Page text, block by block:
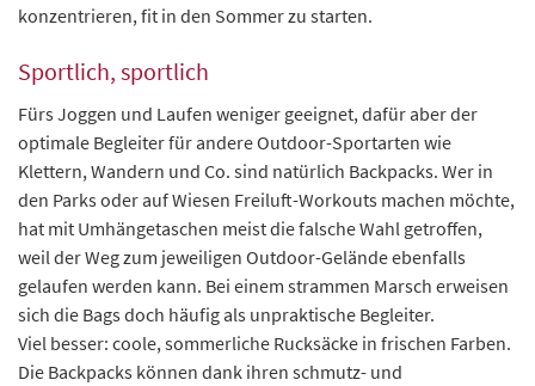
konzentrieren, fit in den Sommer zu starten.
Sportlich, sportlich
Fürs Joggen und Laufen weniger geeignet, dafür aber der
optimale Begleiter für andere Outdoor-Sportarten wie
Klettern, Wandern und Co. sind natürlich Backpacks. Wer in
den Parks oder auf Wiesen Freiluft-Workouts machen möchte,
hat mit Umhängetaschen meist die falsche Wahl getroffen,
weil der Weg zum jeweiligen Outdoor-Gelände ebenfalls
gelaufen werden kann. Bei einem strammen Marsch erweisen
sich die Bags doch häufig als unpraktische Begleiter.
Viel besser: coole, sommerliche Rucksäcke in frischen Farben.
Die Backpacks können dank ihren schmutz- und